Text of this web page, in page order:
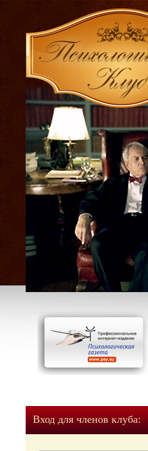
Вход для членов клуба: